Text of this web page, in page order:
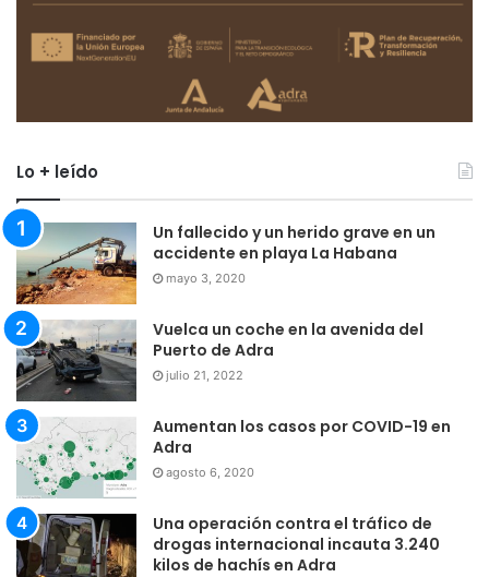
Lo + leído
Un fallecido y un herido grave en un
accidente en playa La Habana
mayo 3, 2020
Vuelca un coche en la avenida del
Puerto de Adra
julio 21, 2022
Aumentan los casos por COVID-19 en
Adra
agosto 6, 2020
Una operación contra el tráfico de
drogas internacional incauta 3.240
kilos de hachís en Adra